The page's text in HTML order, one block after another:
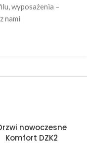
wyposażenia –
nami
nowoczesne
Komfort DZK2